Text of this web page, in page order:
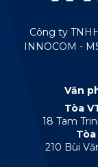
Công ty
INNOCOM -
Văn
Tòa
18 Tam
210 Bùi